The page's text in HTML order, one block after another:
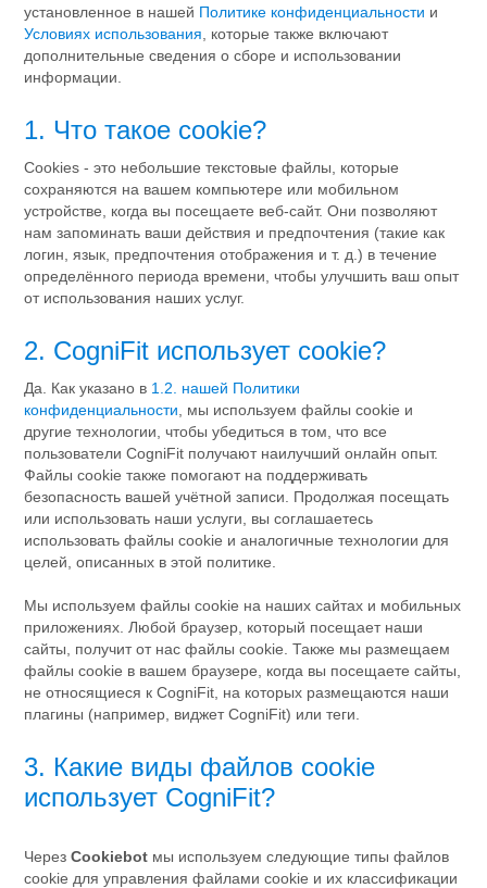
установленное в нашей Политике конфиденциальности и
Условиях использования , которые также включают
дополнительные сведения о сборе и использовании
информации.
1. Что такое cookie?
Cookies - это небольшие текстовые файлы, которые
сохраняются на вашем компьютере или мобильном
устройстве, когда вы посещаете веб-сайт. Они позволяют
нам запоминать ваши действия и предпочтения (такие как
логин, язык, предпочтения отображения и т. д.) в течение
определённого периода времени, чтобы улучшить ваш опыт
от использования наших услуг.
2. CogniFit использует cookie?
Да. Как указано в 1.2. нашей Политики
конфиденциальности , мы используем файлы cookie и
другие технологии, чтобы убедиться в том, что все
пользователи CogniFit получают наилучший онлайн опыт.
Файлы cookie также помогают на поддерживать
безопасность вашей учётной записи. Продолжая посещать
или использовать наши услуги, вы соглашаетесь
использовать файлы cookie и аналогичные технологии для
целей, описанных в этой политике.
Мы используем файлы cookie на наших сайтах и мобильных
приложениях. Любой браузер, который посещает наши
сайты, получит от нас файлы cookie. Также мы размещаем
файлы cookie в вашем браузере, когда вы посещаете сайты,
не относящиеся к CogniFit, на которых размещаются наши
плагины (например, виджет CogniFit) или теги.
3. Какие виды файлов cookie
использует CogniFit?
ЧерезCookiebot мы используем следующие типы файлов
cookie для управления файлами cookie и их классификации